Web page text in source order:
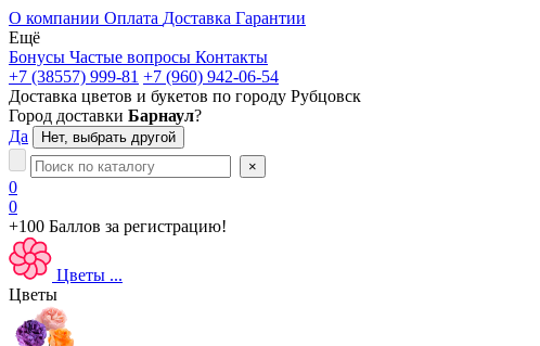
О компании Оплата Доставка Гарантии
Ещё
Бонусы Частые вопросы Контакты
+7 (38557) 999-81 +7 (960) 942-06-54
Доставка цветов и букетов по городу Рубцовск
Город доставки Барнаул?
Да
Нет, выбрать другой
×
0
0
+100 Баллов за регистрацию!
Цветы ...
Цветы